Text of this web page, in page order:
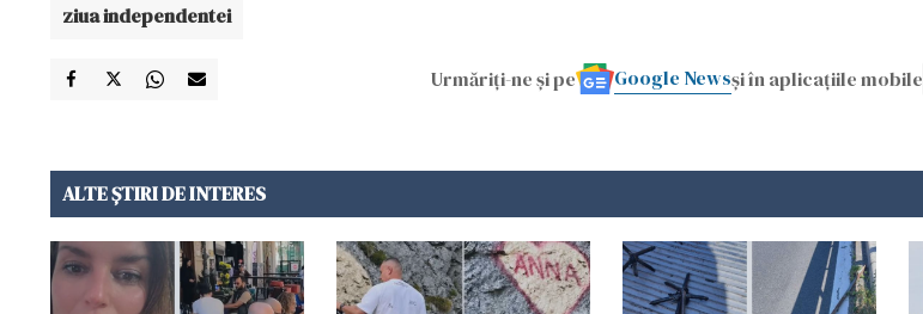
ziua independentei
Urmăriți-ne și pe Google Newsși în aplicațiile mobile
ALTE ȘTIRI DE INTERES